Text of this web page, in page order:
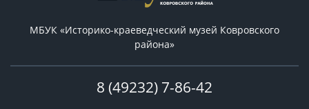
МБУК «Историко-краеведческий музей Ковровского
района»
8 (49232) 7-86-42